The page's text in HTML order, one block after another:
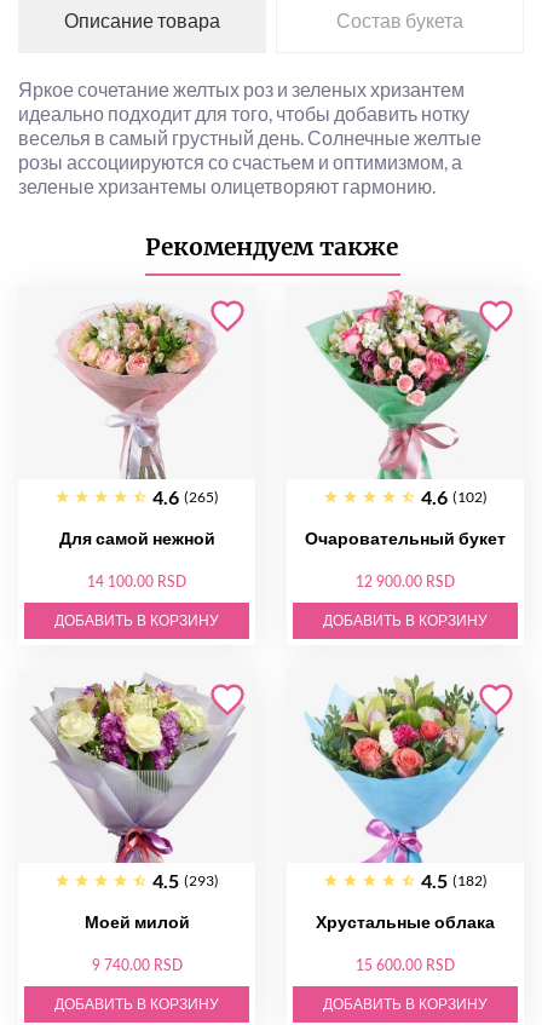
Описание товара Состав букета
Яркое сочетание желтых роз и зеленых хризантем
идеально подходит для того, чтобы добавить нотку
веселья в самый грустный день. Солнечные желтые
розы ассоциируются со счастьем и оптимизмом, а
зеленые хризантемы олицетворяют гармонию.
Рекомендуем также
4.6 (265)
Для самой нежной
14 100.00 RSD
ДОБАВИТЬ В КОРЗИНУ
4.6 (102)
Очаровательный букет
12 900.00 RSD
ДОБАВИТЬ В КОРЗИНУ
4.5 (293)
Моей милой
9 740.00 RSD
ДОБАВИТЬ В КОРЗИНУ
4.5 (182)
Хрустальные облака
15 600.00 RSD
ДОБАВИТЬ В КОРЗИНУ